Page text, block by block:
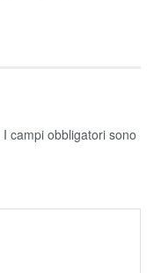
I campi obbligatori sono